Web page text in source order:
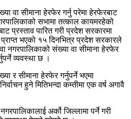
वा सीमाना हेरफेर गर्नु परेमा हेरफेरबाट
सभामा तत्काल कायमरहेको
प्रस्ताव पारित गरी प्रदेश सरकारमा
भएको १५ दिनभित्र प्रदेश सरकारले
नगरपालिकाको संख्या वा सीमाना हेरफेर
व्यवस्था छ ।
र सीमाना हेरफेर गर्नुपर्ने भएमा
हुने मितिभन्दा कम्तीमा एक वर्ष अगावै
अर्को जिल्लामा पर्ने गरी